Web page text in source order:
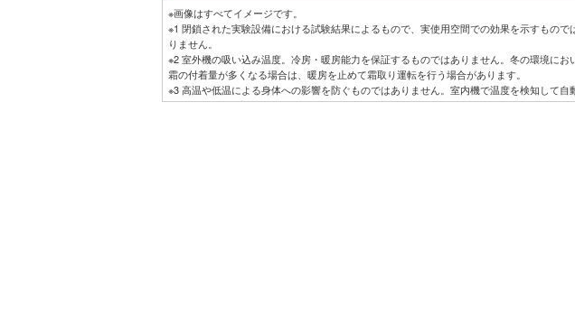
※画像はすべてイメージです。
※1 閉鎖された実験設備における試験結果によるもので、実使用空間での効果を示すもので
りません。
※2 室外機の吸い込み温度。冷房・暖房能力を保証するものではありません。冬の環境にお
霜の付着量が多くなる場合は、暖房を止めて霜取り運転を行う場合があります。
※3 高温や低温による身体への影響を防ぐものではありません。室内機で温度を検知して自
転を行うため、室内機の設置状況によっては温度を正確に検知できず、作動しない場合が